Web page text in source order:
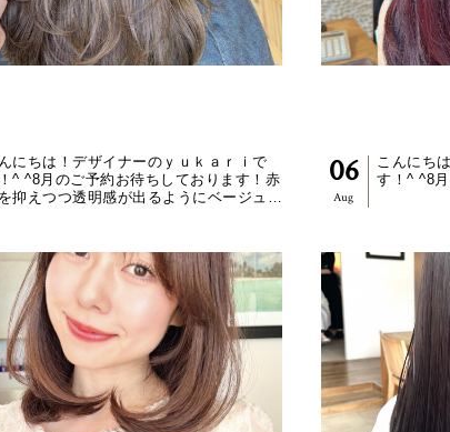
なしモカベージュ-
】
にちは！デザイナーのｙｕｋａｒｉで
^ ^8月のご予約お待ちしております！赤
抑えつつ透明感が出るようにベージュを
-ブリーチな
【YUKARI】
06
Aug
こんにち
す！^ ^8